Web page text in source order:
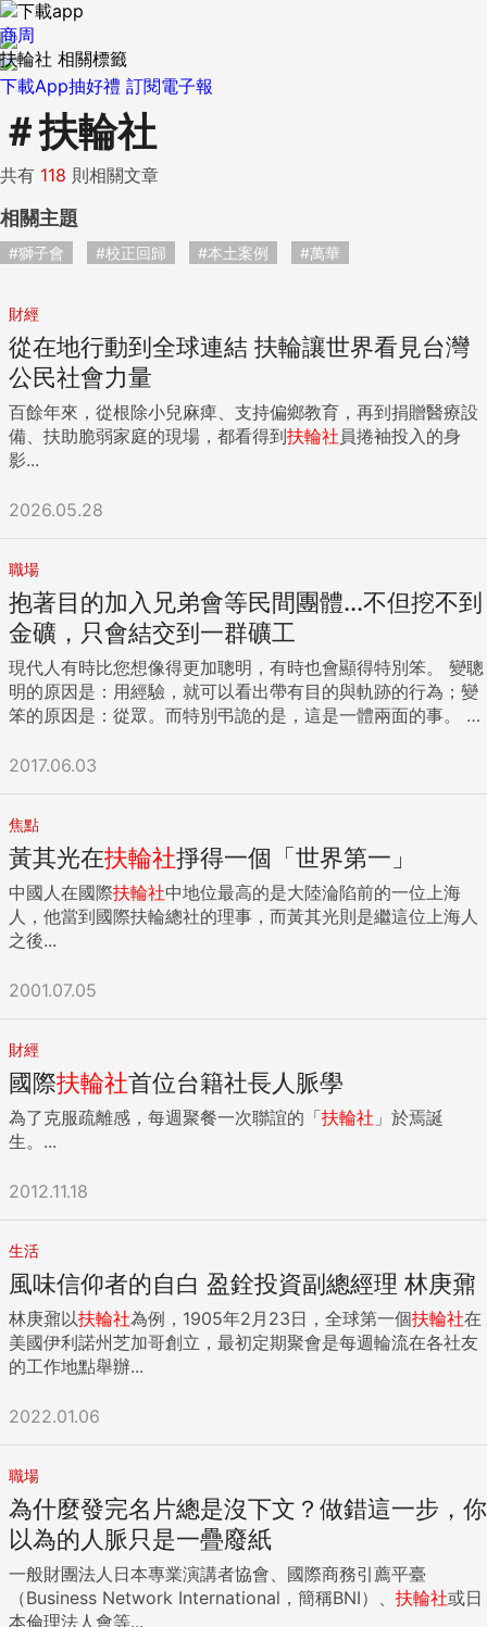
下載App抽好禮 訂閱電子報
商周
扶輪社 相關標籤
＃扶輪社
共有 118 則相關文章
相關主題
#獅子會 #校正回歸 #本土案例 #萬華
財經
從在地行動到全球連結 扶輪讓世界看見台灣
公民社會力量
百餘年來，從根除小兒麻痺、支持偏鄉教育，再到捐贈醫療設
備、扶助脆弱家庭的現場，都看得到扶輪社 員捲袖投入的身
影...
2026.05.28
職場
抱著目的加入兄弟會等民間團體...不但挖不到
金礦，只會結交到一群礦工
現代人有時比您想像得更加聰明，有時也會顯得特別笨。 變聰
明的原因是：用經驗，就可以看出帶有目的與軌跡的行為；變
笨的原因是：從眾。而特別弔詭的是，這是一體兩面的事。 冷
論的題目是：「看出破綻的行銷活動」，大家你一言我一語，
交換19張名片。回家後，全部丟進垃圾桶，我不知道，我幾時
變得如此受歡迎？」同組同學全部笑翻。 他接著說：「出社會
打滾二十幾年，那些人都是帶著目的與我交往，我像白癡看不
出來嗎？說穿了還不都是想要我口袋裡的錢，或是要我的人
脈，唉呦，下次不去了。」 「你為何會去呢？」 「還不是大
學班代拉我去的，他跟我說這裡對我事業很有幫助。」 您是否
年輕朋友而言，人脈更是不可得的金礦，別是優質人脈，問題
是：只要能擠進某個社團，例如兄弟會、或職業、社會、政治
等民間團體...就能保證挖到金礦？ 你若不是個咖，會有人需要
你？或者說，你若是個咖，還需要這些社團嗎？ 社團的目的本
是聯誼、友情、興趣、交換經營心得與情報的場所，若純為利
益交換，恐怕，你得到的不是金礦，可能只會認識一群同樣只
想挖金礦的業務吧？ 任何帶有目的的接近，聰明人一看就知
我想還是以「付出」當作前提，先讓大家看到你，再來談收獲
（收割）也不遲。 反之，若是一開始就不帶目的性的加入社
團，加上謙虛學習的精神，或許更能受到他人的賞識與提拔，
反而會有意想不到的機會。 從眾，特別盲目與衝動 每個人看
似為獨立的個體，但決策常受群體所影響，看似能夠獨立思
考，其實不然。 當然從眾者不會認為自己是笨蛋，尤其是當意
見領袖表態後，一窩蜂跟隨或是從眾的現象，顯而易見。 我最
近閱讀的一本書《我們用假設創造世界》裡提及，「最強的門
取與好奇心，腳踏實地不斷努力的精神，不可僅有半桶水的專
思考，不被盲目或似是而非的衝動牽著鼻子走。 當別人說你特
別聰明或是特別笨時，往往只有時間能證明，千萬不要用現象
解釋現象，試著用理論、專業、行動去驗證現象，你也能夠輕
易避開所有的地雷。 ...
2017.06.03
焦點
黃其光在扶輪社掙得一個「世界第一」
中國人在國際扶輪社中地位最高的是大陸淪陷前的一位上海
人，他當到國際扶輪總社的理事，而黃其光則是繼這位上海人
之後...
2001.07.05
財經
國際扶輪社首位台籍社長人脈學
為了克服疏離感，每週聚餐一次聯誼的「扶輪社 」於焉誕
生。...
2012.11.18
生活
風味信仰者的自白 盈銓投資副總經理 林庚鼐
林庚鼐以扶輪社為例，1905年2月23日，全球第一個扶輪社在
美國伊利諾州芝加哥創立，最初定期聚會是每週輪流在各社友
的工作地點舉辦...
2022.01.06
職場
為什麼發完名片總是沒下文？做錯這一步，你
以為的人脈只是一疊廢紙
一般財團法人日本專業演講者協會、國際商務引薦平臺
（Business Network International，簡稱BNI）、 扶輪社或日
本倫理法人會等...